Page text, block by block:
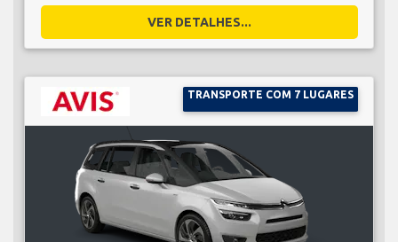
VER DETALHES...
TRANSPORTE COM 7 LUGARES